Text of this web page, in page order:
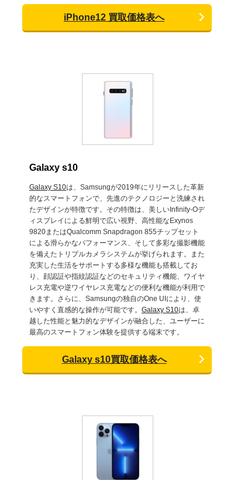
iPhone12 買取価格表へ
Galaxy s10
Galaxy S10は、Samsungが2019年にリリースした革新
的なスマートフォンで、先進のテクノロジーと洗練され
たデザインが特徴です。その特徴は、美しいInfinity-Oデ
ィスプレイによる鮮明で広い視野、高性能なExynos
9820またはQualcomm Snapdragon 855チップセット
による滑らかなパフォーマンス、そして多彩な撮影機能
を備えたトリプルカメラシステムが挙げられます。また
充実した生活をサポートする多様な機能も搭載してお
り、顔認証や指紋認証などのセキュリティ機能、ワイヤ
レス充電や逆ワイヤレス充電などの便利な機能が利用で
きます。さらに、Samsungの独自のOne UIにより、使
いやすく直感的な操作が可能です。 Galaxy S10は、卓
越した性能と魅力的なデザインが融合した、ユーザーに
最高のスマートフォン体験を提供する端末です。
Galaxy s10買取価格表へ